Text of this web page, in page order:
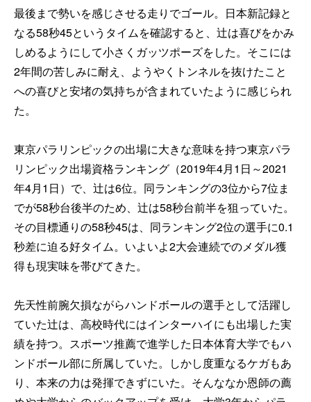
最後まで勢いを感じさせる走りでゴール。日本新記録と
なる58秒45というタイムを確認すると、辻は喜びをかみ
しめるようにして小さくガッツポーズをした。そこには
2年間の苦しみに耐え、ようやくトンネルを抜けたこと
への喜びと安堵の気持ちが含まれていたように感じられ
た。
東京パラリンピックの出場に大きな意味を持つ東京パラ
リンピック出場資格ランキング（2019年4月1日～2021
年4月1日）で、辻は6位。同ランキングの3位から7位ま
でが58秒台後半のため、辻は58秒台前半を狙っていた。
その目標通りの58秒45は、同ランキング2位の選手に0.1
秒差に迫る好タイム。いよいよ2大会連続でのメダル獲
得も現実味を帯びてきた。
先天性前腕欠損ながらハンドボールの選手として活躍し
ていた辻は、高校時代にはインターハイにも出場した実
績を持つ。スポーツ推薦で進学した日本体育大学でもハ
ンドボール部に所属していた。しかし度重なるケガもあ
り、本来の力は発揮できずにいた。そんななか恩師の薦